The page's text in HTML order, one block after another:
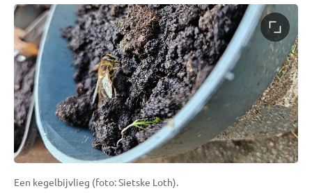
Een kegelbijvlieg (foto: Sietske Loth).